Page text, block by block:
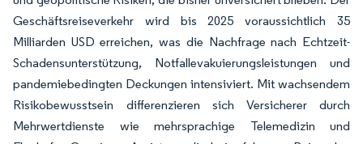
Geschäftsreiseverkehr wird bis 2025 voraussichtlich 35
Milliarden USD erreichen, was die Nachfrage nach Echtzeit-
Schadensunterstützung, Notfallevakuierungsleistungen und
pandemiebedingten Deckungen intensiviert. Mit wachsendem
Risikobewusstsein differenzieren sich Versicherer durch
Mehrwertdienste wie mehrsprachige Telemedizin und